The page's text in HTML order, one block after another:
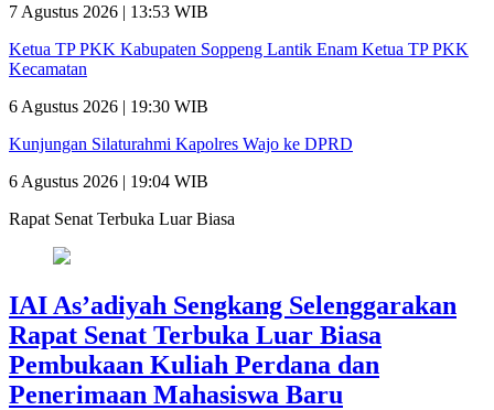
7 Agustus 2026 | 13:53 WIB
Ketua TP PKK Kabupaten Soppeng Lantik Enam Ketua TP PKK
Kecamatan
6 Agustus 2026 | 19:30 WIB
Kunjungan Silaturahmi Kapolres Wajo ke DPRD
6 Agustus 2026 | 19:04 WIB
Rapat Senat Terbuka Luar Biasa
IAI As’adiyah Sengkang Selenggarakan
Rapat Senat Terbuka Luar Biasa
Pembukaan Kuliah Perdana dan
Penerimaan Mahasiswa Baru